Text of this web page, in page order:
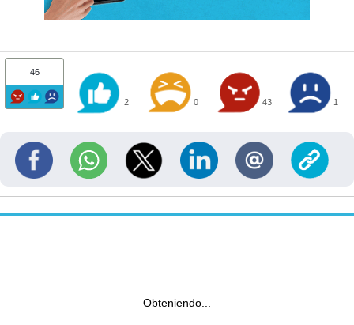
46
2 0 43 1
Obteniendo...